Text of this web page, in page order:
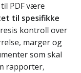
PDF være
til spesifikke
kontroll over
marger og
som skal
rapporter,